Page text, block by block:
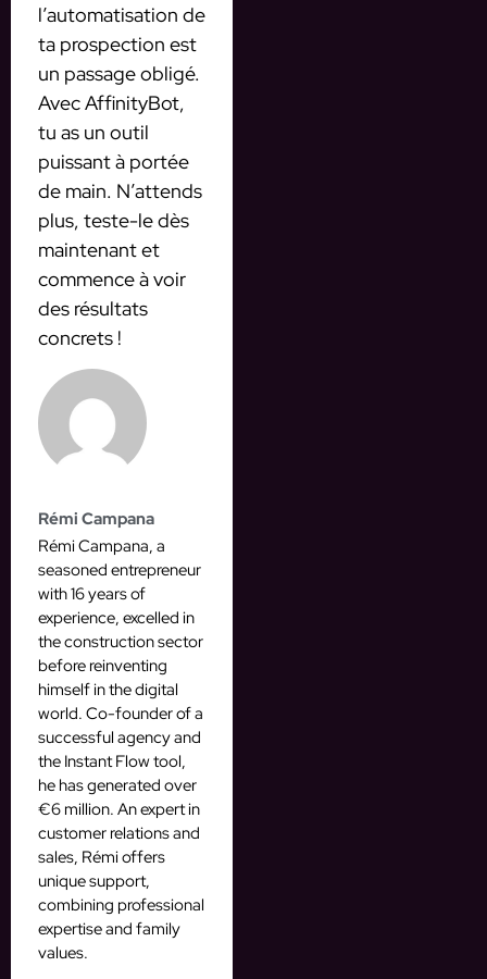
l’automatisation de
ta prospection est
un passage obligé.
Avec AffinityBot,
tu as un outil
puissant à portée
de main. N’attends
plus, teste-le dès
maintenant et
commence à voir
des résultats
concrets !
Rémi Campana
Rémi Campana, a
seasoned entrepreneur
with 16 years of
experience, excelled in
the construction sector
before reinventing
himself in the digital
world. Co-founder of a
successful agency and
the Instant Flow tool,
he has generated over
€6 million. An expert in
customer relations and
sales, Rémi offers
unique support,
combining professional
expertise and family
values.